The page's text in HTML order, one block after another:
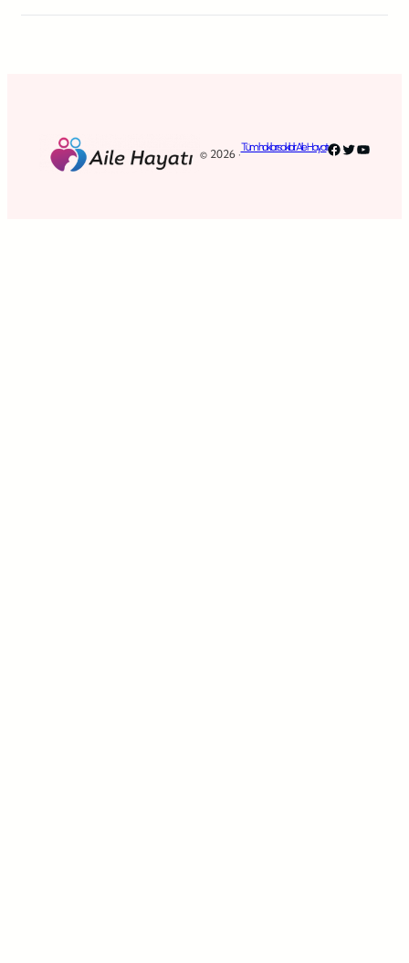
© 2026 ·
Tüm hakları saklıdır. Aile HayatıFacebook
Twitter